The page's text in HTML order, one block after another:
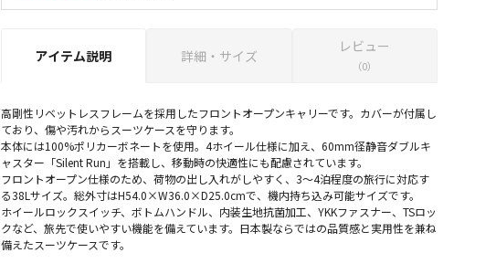
アイテム説明 詳細・サイズ
レビュー
（0）
高剛性リベットレスフレームを採用したフロントオープンキャリーです。カバーが付属し
ており、傷や汚れからスーツケースを守ります。
本体には100%ポリカーボネートを使用。4ホイール仕様に加え、60mm径静音ダブルキ
ャスター「Silent Run」を搭載し、移動時の快適性にも配慮されています。
フロントオープン仕様のため、荷物の出し入れがしやすく、3～4泊程度の旅行に対応す
る38Lサイズ。総外寸はH54.0×W36.0×D25.0cmで、機内持ち込み可能サイズです。
ホイールロックスイッチ、ボトムハンドル、内装生地抗菌加工、YKKファスナー、TSロッ
クなど、旅先で使いやすい機能を備えています。日本製ならではの品質感と実用性を兼ね
備えたスーツケースです。